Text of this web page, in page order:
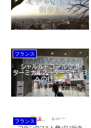
フランス
フランス